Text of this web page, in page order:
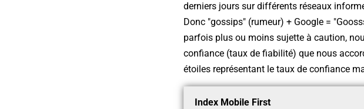
derniers jours sur différents réseaux
Donc "gossips" (rumeur) + Google =
parfois plus ou moins sujette à caution,
confiance (taux de fiabilité) que nous
étoiles représentant le taux de confiance
Index Mobile First